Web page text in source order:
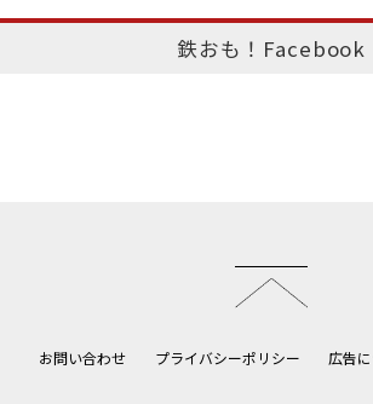
鉄おも！Facebook
お問い合わせ プライバシーポリシー 広告